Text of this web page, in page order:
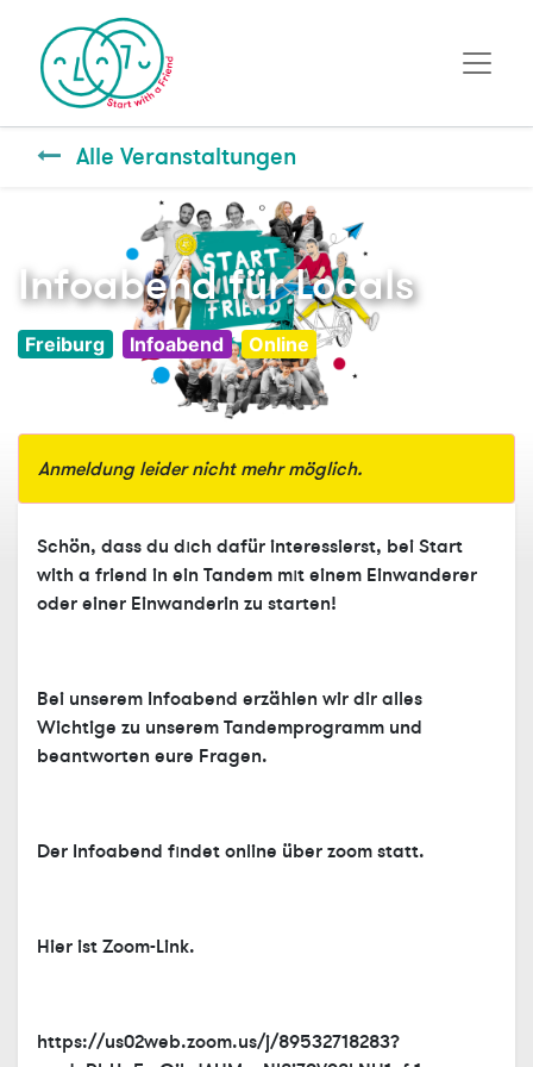
Alle Veranstaltungen
Infoabend für Locals
Freiburg Infoabend Online
Anmeldung leider nicht mehr möglich.
Schön, dass du dıch dafür interessierst, bei Start
with a friend in ein Tandem mıt einem Einwanderer
oder einer Einwanderin zu starten!
Bei unserem Infoabend erzählen wir dir alles
Wichtige zu unserem Tandemprogramm und
beantworten eure Fragen.
Der Infoabend fındet online über zoom statt.
Hier ist Zoom-Link.
https://us02web.zoom.us/j/89532718283?